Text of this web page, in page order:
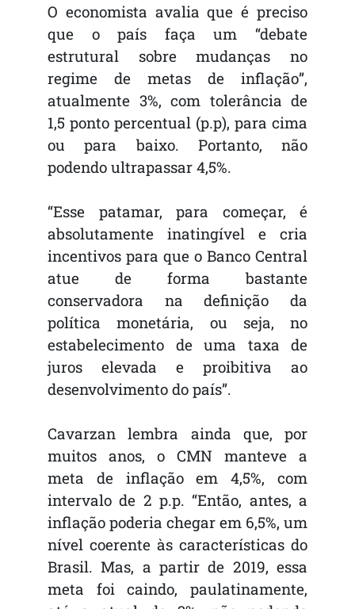
O economista avalia que é preciso
que o país faça um “debate
estrutural sobre mudanças no
regime de metas de inflação”,
atualmente 3%, com tolerância de
1,5 ponto percentual (p.p), para cima
ou para baixo. Portanto, não
podendo ultrapassar 4,5%.
“Esse patamar, para começar, é
absolutamente inatingível e cria
incentivos para que o Banco Central
atue de forma bastante
conservadora na definição da
política monetária, ou seja, no
estabelecimento de uma taxa de
juros elevada e proibitiva ao
desenvolvimento do país”.
Cavarzan lembra ainda que, por
muitos anos, o CMN manteve a
meta de inflação em 4,5%, com
intervalo de 2 p.p. “Então, antes, a
inflação poderia chegar em 6,5%, um
nível coerente às características do
Brasil. Mas, a partir de 2019, essa
meta foi caindo, paulatinamente,